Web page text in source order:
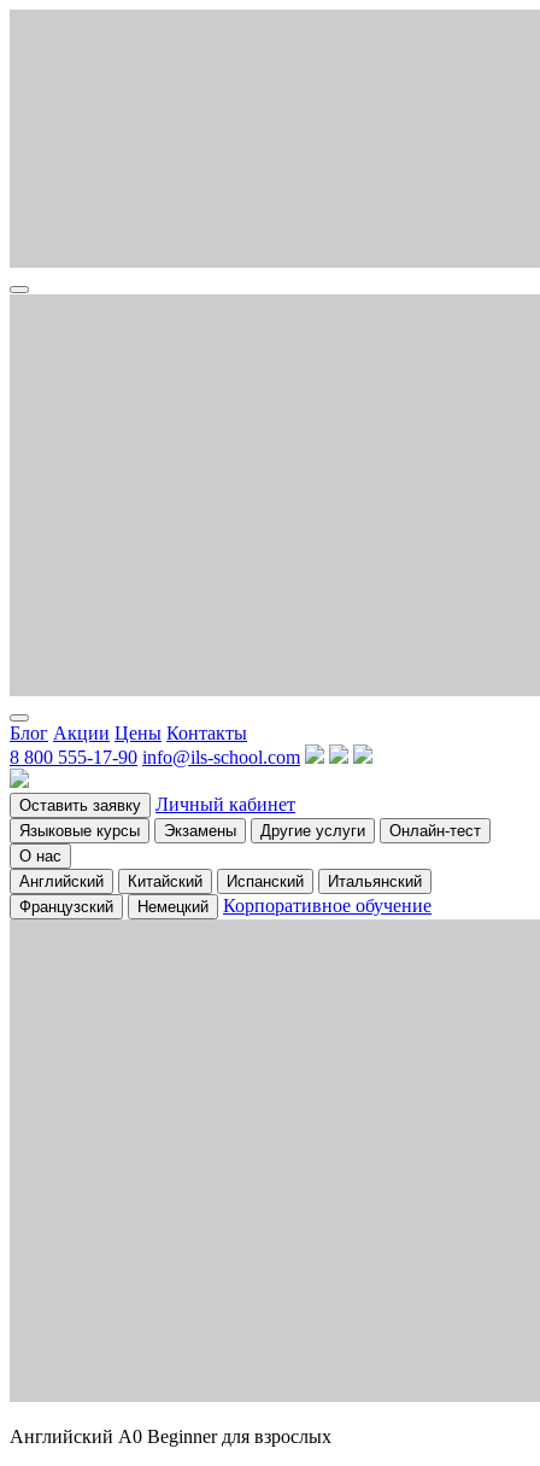
Блог Акции Цены Контакты
8 800 555-17-90 info@ils-school.com
Оставить заявку Личный кабинет
Языковые курсы Экзамены Другие услуги
Онлайн-тест
О нас
Английский
Китайский Испанский
Итальянский
Французский
Немецкий Корпоративное обучение
Английский A0 Beginner для взрослых